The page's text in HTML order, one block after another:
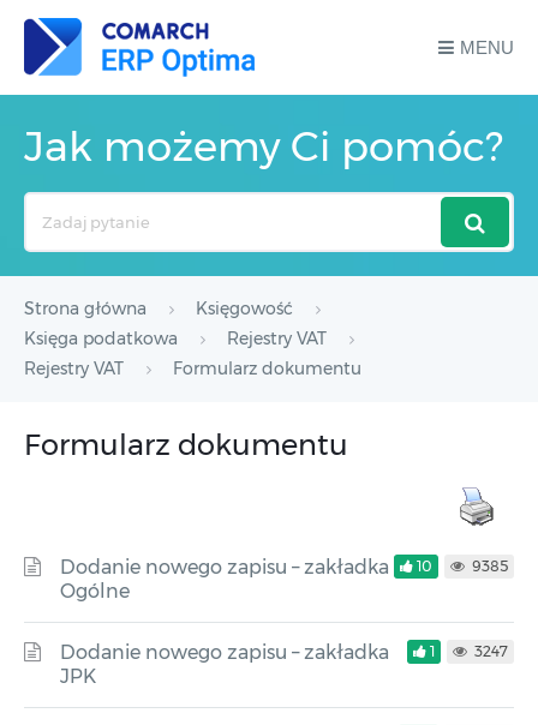
MENU
Jak możemy Ci pomóc?
Strona główna
Księgowość
Księga podatkowa
Rejestry VAT
Rejestry VAT
Formularz dokumentu
Formularz dokumentu
Dodanie nowego zapisu – zakładka
Ogólne
10 9385
Dodanie nowego zapisu – zakładka
JPK
1 3247